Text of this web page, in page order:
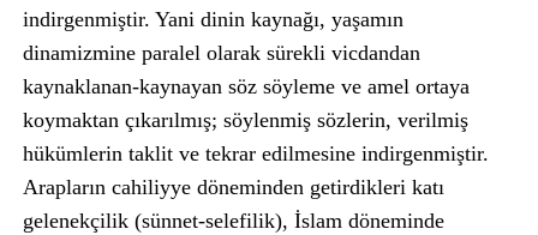
indirgenmiştir. Yani dinin kaynağı, yaşamın
dinamizmine paralel olarak sürekli vicdandan
kaynaklanan-kaynayan söz söyleme ve amel ortaya
koymaktan çıkarılmış; söylenmiş sözlerin, verilmiş
hükümlerin taklit ve tekrar edilmesine indirgenmiştir.
Arapların cahiliyye döneminden getirdikleri katı
gelenekçilik (sünnet-selefilik), İslam döneminde